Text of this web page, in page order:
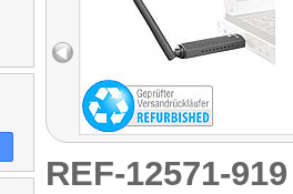
REF-12571-